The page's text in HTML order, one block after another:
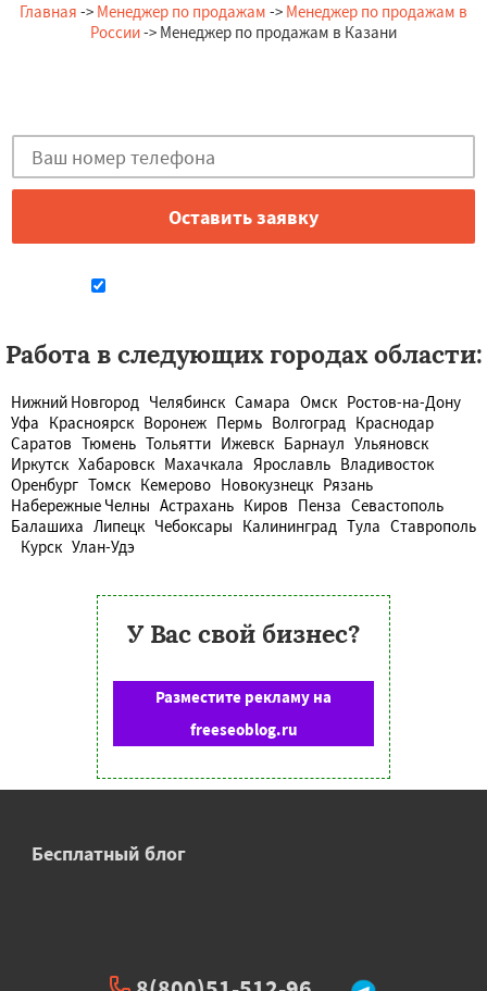
Главная -> Менеджер по продажам -> Менеджер по продажам в
России-> Менеджер по продажам в Казани
Работа в следующих городах области:
Нижний Новгород Челябинск Самара Омск Ростов-на-Дону
Уфа Красноярск Воронеж Пермь Волгоград Краснодар
Саратов Тюмень Тольятти Ижевск Барнаул Ульяновск
Иркутск Хабаровск Махачкала Ярославль Владивосток
Оренбург Томск Кемерово Новокузнецк Рязань
Набережные Челны Астрахань Киров Пенза Севастополь
Балашиха Липецк Чебоксары Калининград Тула Ставрополь
Курск Улан-Удэ
У Вас свой бизнес?
Разместите рекламу на
freeseoblog.ru
Бесплатный блог